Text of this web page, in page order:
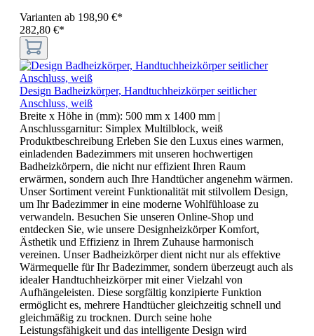
Varianten ab 198,90 €*
282,80 €*
Design Badheizkörper, Handtuchheizkörper seitlicher
Anschluss, weiß
Breite x Höhe in (mm): 500 mm x 1400 mm |
Anschlussgarnitur: Simplex Multilblock, weiß
Produktbeschreibung Erleben Sie den Luxus eines warmen,
einladenden Badezimmers mit unseren hochwertigen
Badheizkörpern, die nicht nur effizient Ihren Raum
erwärmen, sondern auch Ihre Handtücher angenehm wärmen.
Unser Sortiment vereint Funktionalität mit stilvollem Design,
um Ihr Badezimmer in eine moderne Wohlfühloase zu
verwandeln. Besuchen Sie unseren Online-Shop und
entdecken Sie, wie unsere Designheizkörper Komfort,
Ästhetik und Effizienz in Ihrem Zuhause harmonisch
vereinen. Unser Badheizkörper dient nicht nur als effektive
Wärmequelle für Ihr Badezimmer, sondern überzeugt auch als
idealer Handtuchheizkörper mit einer Vielzahl von
Aufhängeleisten. Diese sorgfältig konzipierte Funktion
ermöglicht es, mehrere Handtücher gleichzeitig schnell und
gleichmäßig zu trocknen. Durch seine hohe
Leistungsfähigkeit und das intelligente Design wird